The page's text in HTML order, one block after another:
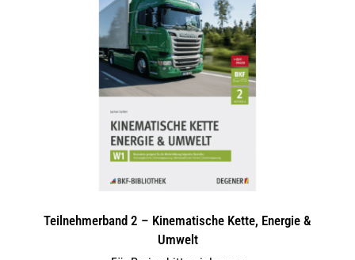
Teilnehmerband 2 – Kinematische Kette, Energie &
Umwelt